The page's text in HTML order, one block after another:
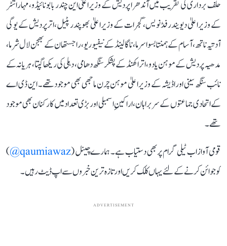
حلف برداری کی تقریب میں آندھرا پردیش کے وزیراعلیٰ این چندر بابو نائیڈو، مہاراشٹر
کے وزیراعلیٰ دیویندر فڈنویس، گجرات کے وزیراعلیٰ بھوپندر پٹیل، اترپردیش کے یوگی
آدتیہ ناتھ، آسام کے ہمنتا بسوا سرما، ناگالینڈ کے نیفیو ریو، راجستھان کے بھجن لال شرما،
مدھیہ پردیش کے موہن یادو، اتراکھنڈ کے پشکر سنگھ دھامی، دہلی کی ریکھا گپتا، ہریانہ کے
نائب سنگھ سینی اور اڈیشہ کے وزیراعلیٰ موہن چرن ماجھی بھی موجود تھے۔ این ڈی اے
کے اتحادی جماعتوں کے سربراہان، اراکینِ اسمبلی اور بڑی تعداد میں کارکنان بھی موجود
تھے۔
قومی آواز اب ٹیلی گرام پر بھی دستیاب ہے۔ ہمارے چینل (qaumiawaz@
)
کو جوائن کرنے کے لئے یہاں کلک کریں اور تازہ ترین خبروں سے اپ ڈیٹ رہیں۔
ADVERTISEMENT